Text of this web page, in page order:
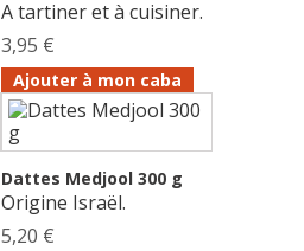
A tartiner et à cuisiner.
3,95 €
Ajouter à mon caba
Dattes Medjool 300 g
Origine Israël.
5,20 €